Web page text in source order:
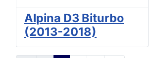
Alpina D3 Biturbo
(2013-2018)